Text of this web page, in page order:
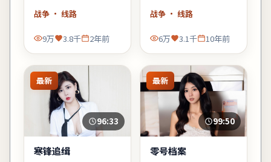
情，却在车站告别那场
戏里让人鼻酸。
战争· 线路
9万 3.8千 2年前
人物弧光，林超贤擅长
的群像调度在此片依然
稳。
战争 · 线路
6万 3.1千 10年前
最新
96:33
寒锋追缉
最新
99:50
零号档案